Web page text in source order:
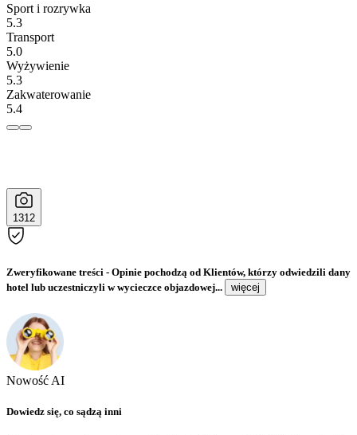
Sport i rozrywka
5.3
Transport
5.0
Wyżywienie
5.3
Zakwaterowanie
5.4
1312
Zweryfikowane treści - Opinie pochodzą od Klientów, którzy odwiedzili dany
hotel lub uczestniczyli w wycieczce objazdowej...
więcej
Nowość AI
Dowiedz się, co sądzą inni